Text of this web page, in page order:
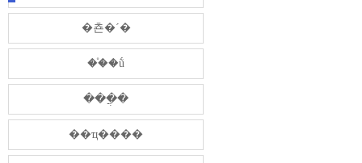
�쵼�´�
��֯�ṹ
���̷ֲ�
��ҵ����